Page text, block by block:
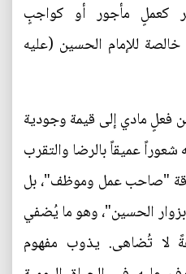
كعملٍ مأجور أو كواجبٍ
للإمام الحسين (عليه
فعلٍ مادي إلى قيمة وجودية
عميقاً بالرضا والتقرب
"صاحب عمل وموظف"، بل
الحسين"، وهو ما يُضفي
لا تُضاهى. يذوب مفهوم